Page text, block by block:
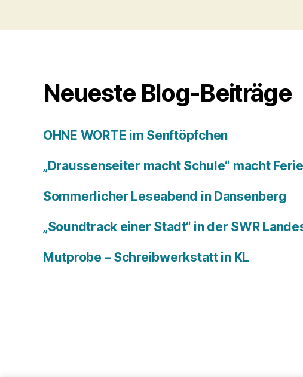
Neueste Blog-Beiträge
OHNE WORTE im Senftöpfchen
„Draussenseiter macht Schule“ macht
Sommerlicher Leseabend in Dansenberg
„Soundtrack einer Stadt“ in der SWR
Mutprobe – Schreibwerkstatt in KL